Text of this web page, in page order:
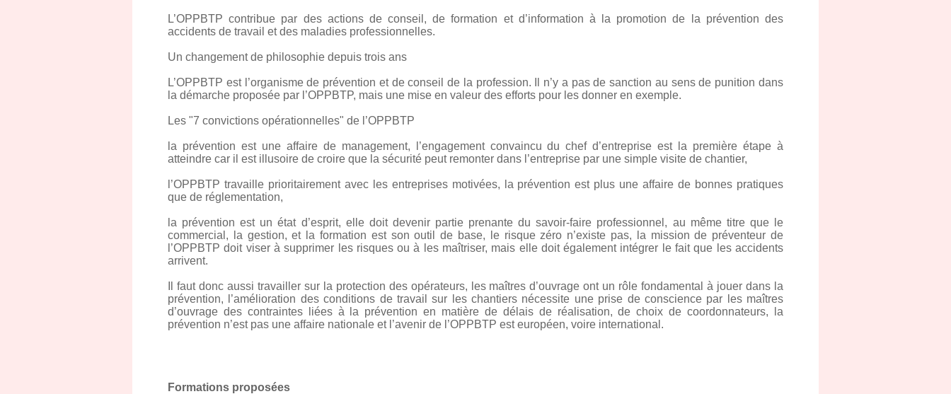
L’OPPBTP contribue par des actions de conseil, de formation et d’information à la promotion de la prévention des
accidents de travail et des maladies professionnelles.
Un changement de philosophie depuis trois ans
L’OPPBTP est l’organisme de prévention et de conseil de la profession. Il n’y a pas de sanction au sens de punition dans
la démarche proposée par l’OPPBTP, mais une mise en valeur des efforts pour les donner en exemple.
Les "7 convictions opérationnelles" de l’OPPBTP
la prévention est une affaire de management, l’engagement convaincu du chef d’entreprise est la première étape à
atteindre car il est illusoire de croire que la sécurité peut remonter dans l’entreprise par une simple visite de chantier,
l’OPPBTP travaille prioritairement avec les entreprises motivées, la prévention est plus une affaire de bonnes pratiques
que de réglementation,
la prévention est un état d’esprit, elle doit devenir partie prenante du savoir-faire professionnel, au même titre que le
commercial, la gestion, et la formation est son outil de base, le risque zéro n’existe pas, la mission de préventeur de
l’OPPBTP doit viser à supprimer les risques ou à les maîtriser, mais elle doit également intégrer le fait que les accidents
arrivent.
Il faut donc aussi travailler sur la protection des opérateurs, les maîtres d’ouvrage ont un rôle fondamental à jouer dans la
prévention, l’amélioration des conditions de travail sur les chantiers nécessite une prise de conscience par les maîtres
d’ouvrage des contraintes liées à la prévention en matière de délais de réalisation, de choix de coordonnateurs, la
prévention n’est pas une affaire nationale et l’avenir de l’OPPBTP est européen, voire international.
Formations proposées